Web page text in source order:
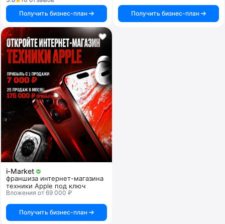
Получить бизнес-план
Получить бизнес-план
i‑Market
франшиза интернет-магазина
техники Apple под ключ
Вложения от 69 000 ₽
Получить бизнес-план